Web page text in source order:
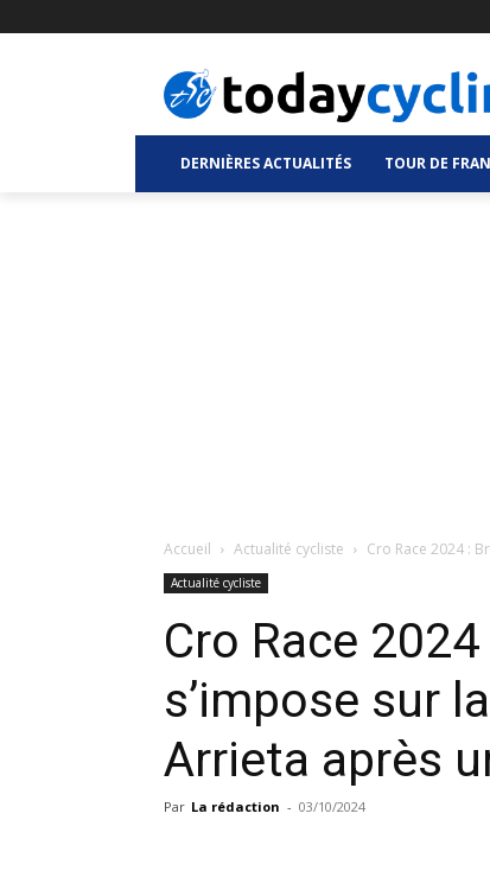
DERNIÈRES ACTUALITÉS TOUR DE
Accueil Actualité cycliste Cro Race 2024 :
Actualité cycliste
Cro Race
s’impose sur
Arrieta après
Par La rédaction - 03/10/2024